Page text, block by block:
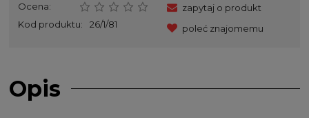
Ocena:
Kod produktu:
26/1/81
zapytaj o produkt
poleć znajomemu
Opis